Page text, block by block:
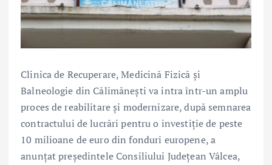
Clinica de Recuperare, Medicină Fizică și
Balneologie din Călimănești va intra într-un amplu
proces de reabilitare și modernizare, după semnarea
contractului de lucrări pentru o investiție de peste
10 milioane de euro din fonduri europene, a
anunțat președintele Consiliului Județean Vâlcea,